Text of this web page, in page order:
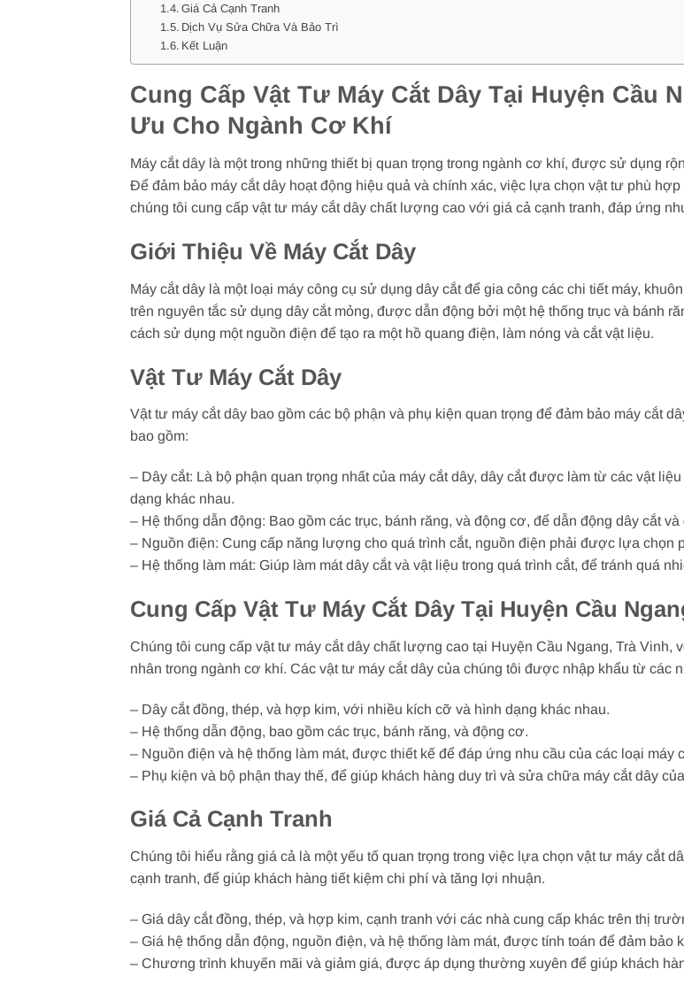
Giá Cả Cạnh Tranh
Dịch Vụ Sửa Chữa Và Bảo Trì
Kết Luận
Cung Cấp Vật Tư Máy Cắt Dây Tại Huyện Cầu
Ưu Cho Ngành Cơ Khí
Máy cắt dây là một trong những thiết bị quan trọng trong ngành cơ khí, được sử dụng
Để đảm bảo máy cắt dây hoạt động hiệu quả và chính xác, việc lựa chọn vật tư phù
chúng tôi cung cấp vật tư máy cắt dây chất lượng cao với giá cả cạnh tranh, đáp ứng
Giới Thiệu Về Máy Cắt Dây
Máy cắt dây là một loại máy công cụ sử dụng dây cắt để gia công các chi tiết máy,
trên nguyên tắc sử dụng dây cắt mỏng, được dẫn động bởi một hệ thống trục và bánh
cách sử dụng một nguồn điện để tạo ra một hồ quang điện, làm nóng và cắt vật liệu.
Vật Tư Máy Cắt Dây
Vật tư máy cắt dây bao gồm các bộ phận và phụ kiện quan trọng để đảm bảo máy cắt
bao gồm:
– Dây cắt: Là bộ phận quan trọng nhất của máy cắt dây, dây cắt được làm từ các vật
dạng khác nhau.
– Hệ thống dẫn động: Bao gồm các trục, bánh răng, và động cơ, để dẫn động dây cắt
– Nguồn điện: Cung cấp năng lượng cho quá trình cắt, nguồn điện phải được lựa chọn
– Hệ thống làm mát: Giúp làm mát dây cắt và vật liệu trong quá trình cắt, để tránh quá
Cung Cấp Vật Tư Máy Cắt Dây Tại Huyện Cầu
Chúng tôi cung cấp vật tư máy cắt dây chất lượng cao tại Huyện Cầu Ngang, Trà Vinh,
nhân trong ngành cơ khí. Các vật tư máy cắt dây của chúng tôi được nhập khẩu từ các
– Dây cắt đồng, thép, và hợp kim, với nhiều kích cỡ và hình dạng khác nhau.
– Hệ thống dẫn động, bao gồm các trục, bánh răng, và động cơ.
– Nguồn điện và hệ thống làm mát, được thiết kế để đáp ứng nhu cầu của các loại máy
– Phụ kiện và bộ phận thay thế, để giúp khách hàng duy trì và sửa chữa máy cắt dây
Giá Cả Cạnh Tranh
Chúng tôi hiểu rằng giá cả là một yếu tố quan trọng trong việc lựa chọn vật tư máy cắt
cạnh tranh, để giúp khách hàng tiết kiệm chi phí và tăng lợi nhuận.
– Giá dây cắt đồng, thép, và hợp kim, cạnh tranh với các nhà cung cấp khác trên thị
– Giá hệ thống dẫn động, nguồn điện, và hệ thống làm mát, được tính toán để đảm bảo
– Chương trình khuyến mãi và giảm giá, được áp dụng thường xuyên để giúp khách